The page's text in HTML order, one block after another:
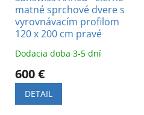
matné sprchové dvere s
vyrovnávacím profilom
120 x 200 cm pravé
Dodacia doba 3-5 dní
600 €
DETAIL